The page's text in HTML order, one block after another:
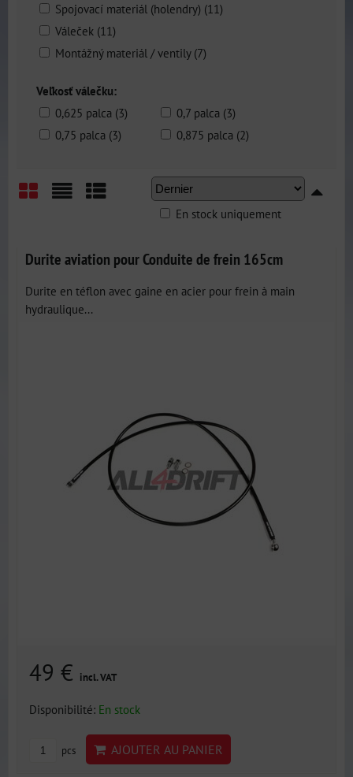
Spojovací materiál (holendry) (11)
Váleček (11)
Montážný materiál / ventily (7)
Veľkosť válečku:
0,625 palca (3)
0,7 palca (3)
0,75 palca (3)
0,875 palca (2)
En stock uniquement
Durite aviation pour Conduite de frein 165cm
Durite en téflon avec gaine en acier pour frein à main
hydraulique...
49 € incl. VAT
Disponibilité: En stock
pcs AJOUTER AU PANIER